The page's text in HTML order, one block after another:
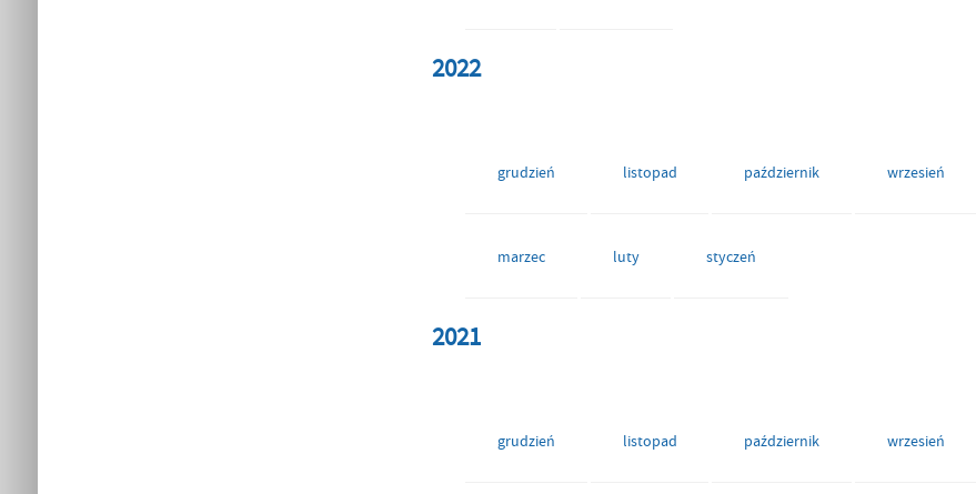
2022
grudzień listopad październik wrzesień
marzec luty styczeń
2021
grudzień listopad październik wrzesień